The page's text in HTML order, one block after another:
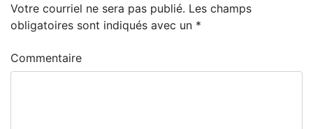
Votre courriel ne sera pas publié. Les champs
obligatoires sont indiqués avec un *
Commentaire